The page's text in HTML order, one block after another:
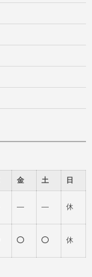
金 土 日
― ― 休
休